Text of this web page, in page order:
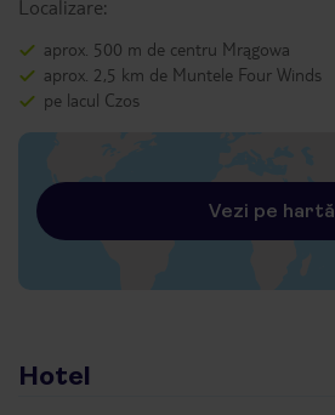
Localizare:
aprox. 500 m de centru Mrągowa
aprox. 2,5 km de Muntele Four Winds
pe lacul Czos
Vezi pe hartă
Hotel